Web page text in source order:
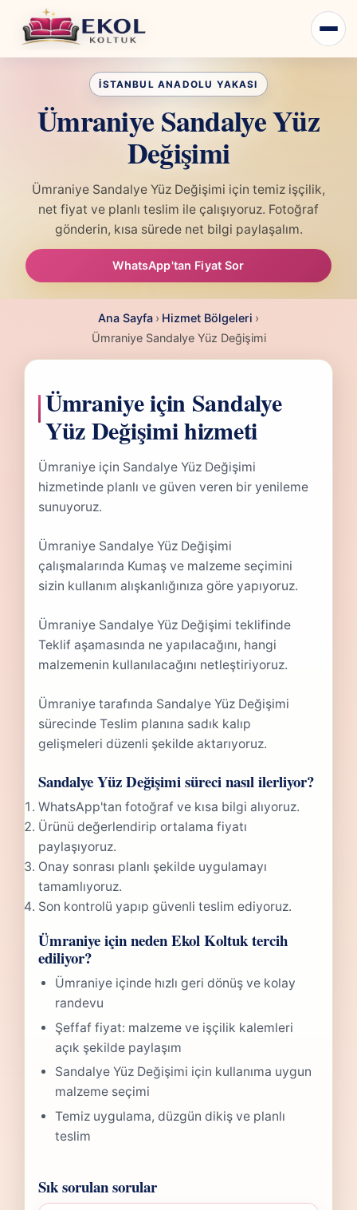
Ümraniye Sandalye Yüz
Değişimi
Ümraniye Sandalye Yüz Değişimi için temiz işçilik,
net fiyat ve planlı teslim ile çalışıyoruz. Fotoğraf
gönderin, kısa sürede net bilgi paylaşalım.
WhatsApp'tan Fiyat Sor
Ana Sayfa › Hizmet Bölgeleri ›
Ümraniye Sandalye Yüz Değişimi
Ümraniye için Sandalye
Yüz Değişimi hizmeti
Ümraniye için Sandalye Yüz Değişimi
hizmetinde planlı ve güven veren bir yenileme
sunuyoruz.
Ümraniye Sandalye Yüz Değişimi
çalışmalarında Kumaş ve malzeme seçimini
sizin kullanım alışkanlığınıza göre yapıyoruz.
Ümraniye Sandalye Yüz Değişimi teklifinde
Teklif aşamasında ne yapılacağını, hangi
malzemenin kullanılacağını netleştiriyoruz.
Ümraniye tarafında Sandalye Yüz Değişimi
sürecinde Teslim planına sadık kalıp
gelişmeleri düzenli şekilde aktarıyoruz.
Sandalye Yüz Değişimi süreci nasıl ilerliyor?
WhatsApp'tan fotoğraf ve kısa bilgi alıyoruz.
Ürünü değerlendirip ortalama fiyatı
paylaşıyoruz.
Onay sonrası planlı şekilde uygulamayı
tamamlıyoruz.
Son kontrolü yapıp güvenli teslim ediyoruz.
Ümraniye için neden Ekol Koltuk tercih
ediliyor?
Ümraniye içinde hızlı geri dönüş ve kolay
randevu
Şeffaf fiyat: malzeme ve işçilik kalemleri
açık şekilde paylaşım
Sandalye Yüz Değişimi için kullanıma uygun
malzeme seçimi
Temiz uygulama, düzgün dikiş ve planlı
teslim
Sık sorulan sorular